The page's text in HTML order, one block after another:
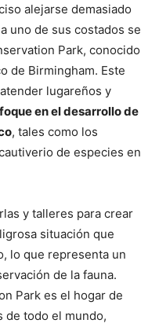
alejarse demasiado
uno de sus costados se
Park, conocido
de Birmingham. Este
lugareños y
en el desarrollo de
, tales como los
de especies en
y talleres para crear
situación que
lo que representa un
de la fauna.
Park es el hogar de
de todo el mundo,